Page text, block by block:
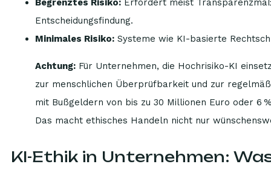
Begrenztes Risiko: Erfordert meist
Entscheidungsfindung.
Minimales Risiko: Systeme wie KI-basierte
Achtung: Für Unternehmen, die Hochrisiko-KI
zur menschlichen Überprüfbarkeit und zur
mit Bußgeldern von bis zu 30 Millionen Euro oder 6
Das macht ethisches Handeln nicht nur
KI-Ethik in Unternehmen: